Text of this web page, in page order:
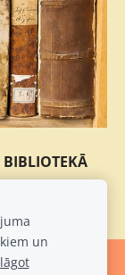
BIBLIOTEKĀ
un